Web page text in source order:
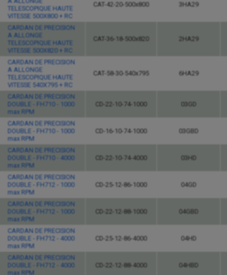
TELESCOPIQUE HAUTE
VITESSE 500X800 + RC
CAT-42-20-500x800 3HA29
CARDAN DE PRECISION
A ALLONGE
TELESCOPIQUE HAUTE
VITESSE 500X820 + RC
CAT-36-18-500x820 2HA29
CARDAN DE PRECISION
A ALLONGE
TELESCOPIQUE HAUTE
VITESSE 540X795 + RC
CAT-58-30-540x795 6HA29
CARDAN DE PRECISION
DOUBLE - FH710 - 1000
max RPM
CD-22-10-74-1000 03GD
CARDAN DE PRECISION
DOUBLE - FH710 - 1000
max RPM
CD-16-10-74-1000 03GBD
CARDAN DE PRECISION
DOUBLE - FH710 - 4000
max RPM
CD-22-10-74-4000 03HD
CARDAN DE PRECISION
DOUBLE - FH712 - 1000
max RPM
CD-25-12-86-1000 04GD
CARDAN DE PRECISION
DOUBLE - FH712 - 1000
max RPM
CD-22-12-88-1000 04GBD
CARDAN DE PRECISION
DOUBLE - FH712 - 4000
max RPM
CD-25-12-86-4000 04HD
CARDAN DE PRECISION
DOUBLE - FH712 - 4000
max RPM
CD-22-12-88-4000 04HBD